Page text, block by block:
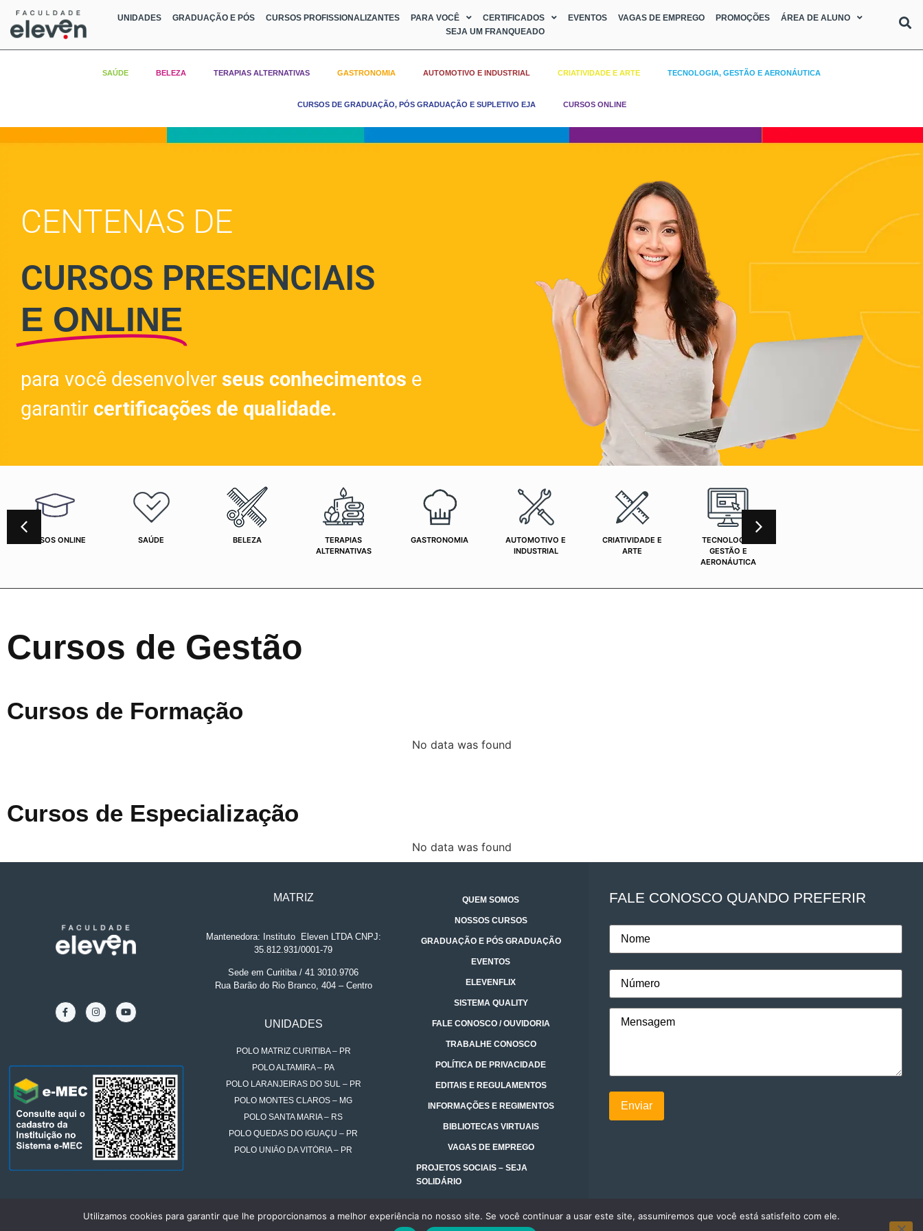
UNIDADES GRADUAÇÃO E PÓS CURSOS PROFISSIONALIZANTES PARA VOCÊ CERTIFICADOS EVENTOS VAGAS DE EMPREGO PROMOÇÕES
ÁREA DE ALUNO
SEJA UM FRANQUEADO
SAÚDE BELEZA TERAPIAS ALTERNATIVAS GASTRONOMIA AUTOMOTIVO E INDUSTRIAL CRIATIVIDADE E ARTE TECNOLOGIA, GESTÃO E AERONÁUTICA
CURSOS DE GRADUAÇÃO, PÓS GRADUAÇÃO E SUPLETIVO EJA CURSOS ONLINE
CENTENAS DE
CURSOS PRESENCIAIS
E ONLINE
para você desenvolver seus conhecimentos e
garantir certificações de qualidade.
CURSOS ONLINE SAÚDE BELEZA
TERAPIAS
ALTERNATIVAS
GASTRONOMIA
AUTOMOTIVO E
INDUSTRIAL
CRIATIVIDADE E
ARTE
TECNOLOGIA,
GESTÃO E
AERONÁUTICA
Cursos de Gestão
Cursos de Formação
No data was found
Cursos de Especialização
No data was found
MATRIZ
Mantenedora: Instituto.
Eleven LTDA CNPJ:
35.812.931/0001-79
Sede em Curitiba / 41 3010.9706
Rua Barão do Rio Branco, 404 – Centro
UNIDADES
POLO MATRIZ CURITIBA – PR
POLO ALTAMIRA – PA
POLO LARANJEIRAS DO SUL – PR
POLO MONTES CLAROS – MG
POLO SANTA MARIA – RS
POLO QUEDAS DO IGUAÇU – PR
POLO UNIÃO DA VITÓRIA – PR
QUEM SOMOS
NOSSOS CURSOS
GRADUAÇÃO E PÓS GRADUAÇÃO
EVENTOS
ELEVENFLIX
SISTEMA QUALITY
FALE CONOSCO / OUVIDORIA
TRABALHE CONOSCO
POLÍTICA DE PRIVACIDADE
EDITAIS E REGULAMENTOS
INFORMAÇÕES E REGIMENTOS
BIBLIOTECAS VIRTUAIS
VAGAS DE EMPREGO
PROJETOS SOCIAIS – SEJA
SOLIDÁRIO
FALE CONOSCO QUANDO PREFERIR
Utilizamos cookies para garantir que lhe proporcionamos a melhor experiência no nosso site. Se você continuar a usar este site, assumiremos que você está satisfeito com ele.